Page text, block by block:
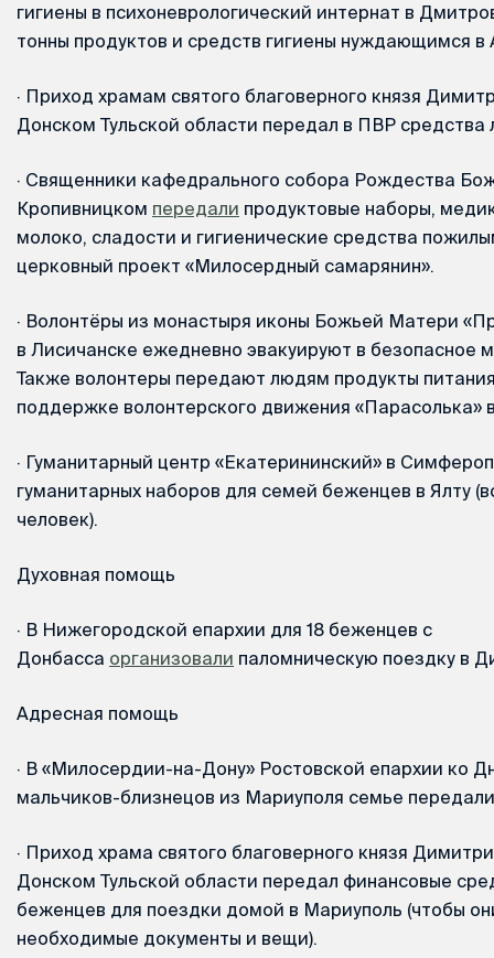
гигиены в психоневрологический интернат в
тонны продуктов и средств гигиены нуждающимся в
· Приход храмам святого благоверного князя
Донском Тульской области передал в ПВР средства
· Священники кафедрального собора Рождества
Кропивницком передали продуктовые наборы,
молоко, сладости и гигиенические средства
церковный проект «Милосердный самарянин».
· Волонтёры из монастыря иконы Божьей Матери
в Лисичанске ежедневно эвакуируют в безопасное
Также волонтеры передают людям продукты
поддержке волонтерского движения «Парасолька»
· Гуманитарный центр «Екатерининский» в
гуманитарных наборов для семей беженцев в Ялту
человек).
Духовная помощь
· В Нижегородской епархии для 18 беженцев с
Донбасса организовали паломническую поездку в
Адресная помощь
· В «Милосердии-на-Дону» Ростовской епархии ко
мальчиков-близнецов из Мариуполя семье
· Приход храма святого благоверного князя
Донском Тульской области передал финансовые
беженцев для поездки домой в Мариуполь (чтобы
необходимые документы и вещи).